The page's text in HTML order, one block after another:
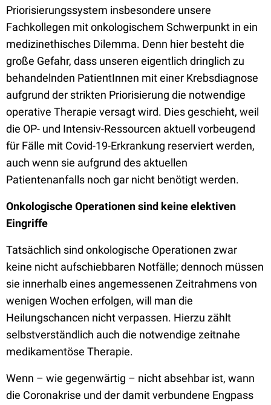
Priorisierungssystem insbesondere unsere
Fachkollegen mit onkologischem Schwerpunkt in ein
medizinethisches Dilemma. Denn hier besteht die
große Gefahr, dass unseren eigentlich dringlich zu
behandelnden PatientInnen mit einer Krebsdiagnose
aufgrund der strikten Priorisierung die notwendige
operative Therapie versagt wird. Dies geschieht, weil
die OP- und Intensiv-Ressourcen aktuell vorbeugend
für Fälle mit Covid-19-Erkrankung reserviert werden,
auch wenn sie aufgrund des aktuellen
Patientenanfalls noch gar nicht benötigt werden.
Onkologische Operationen sind keine elektiven
Eingriffe
Tatsächlich sind onkologische Operationen zwar
keine nicht aufschiebbaren Notfälle; dennoch müssen
sie innerhalb eines angemessenen Zeitrahmens von
wenigen Wochen erfolgen, will man die
Heilungschancen nicht verpassen. Hierzu zählt
selbstverständlich auch die notwendige zeitnahe
medikamentöse Therapie.
Wenn – wie gegenwärtig – nicht absehbar ist, wann
die Coronakrise und der damit verbundene Engpass